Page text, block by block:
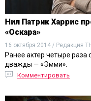
Нил Патрик Харрис
«Оскара»
16 октября 2014 / Редакция
Ранее актер четыре
дважды — «Эмми».
Комментировать